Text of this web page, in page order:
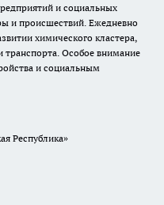
и социальных
и происшествий. Ежедневно
химического кластера,
Особое внимание
и социальным
Республика»